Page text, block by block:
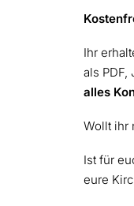
Ihr
als PDF,
alles
Wollt ihr
Ist für
eure